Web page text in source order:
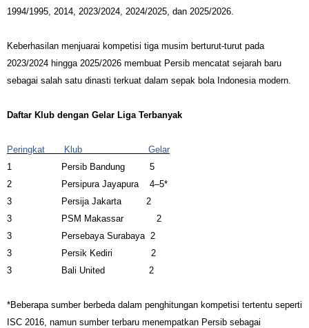
1994/1995, 2014, 2023/2024, 2024/2025, dan 2025/2026.
Keberhasilan menjuarai kompetisi tiga musim berturut-turut pada
2023/2024 hingga 2025/2026 membuat Persib mencatat sejarah baru
sebagai salah satu dinasti terkuat dalam sepak bola Indonesia modern.
Daftar Klub dengan Gelar Liga Terbanyak
Peringkat Klub
Gelar
1
Persib Bandung
5
2
Persipura Jayapura
4–5*
3
Persija Jakarta
2
3
PSM Makassar
2
3
Persebaya Surabaya 2
3
Persik Kediri
2
3
Bali United 2
*Beberapa sumber berbeda dalam penghitungan kompetisi tertentu seperti
ISC 2016, namun sumber terbaru menempatkan Persib sebagai